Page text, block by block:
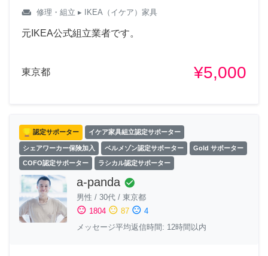
weekend 修理・組立 ▸ IKEA（イケア）家具
元IKEA公式組立業者です。
東京都 ¥5,000
認定サポーター イケア家具組立認定サポーター
シェアワーカー保険加入 ベルメゾン認定サポーター Gold サポーター
COFO認定サポーター ラシカル認定サポーター
a-panda check_circle
男性 / 30代 / 東京都
sentiment_satisfied 1804 sentiment_neutral 87 sentiment_dissatisfied 4
メッセージ平均返信時間: 12時間以内